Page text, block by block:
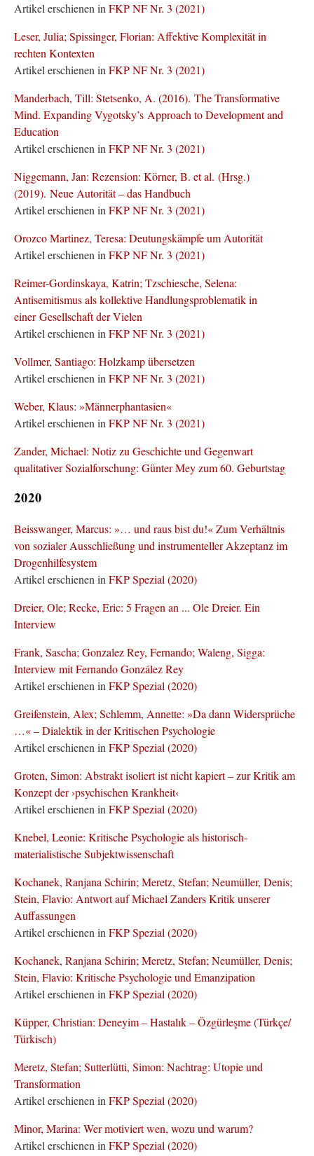
Artikel erschienen in FKP NF Nr. 3 (2021)
Leser, Julia; Spissinger, Florian: Affektive Komplexität in
rechten Kontexten
Artikel erschienen in FKP NF Nr. 3 (2021)
Manderbach, Till: Stetsenko, A. (2016). The Transformative
Mind. Expanding Vygotsky’s Approach to Development and
Education
Artikel erschienen in FKP NF Nr. 3 (2021)
Niggemann, Jan: Rezension: Körner, B. et al. (Hrsg.)
(2019). Neue Autorität – das Handbuch
Artikel erschienen in FKP NF Nr. 3 (2021)
Orozco Martinez, Teresa: Deutungskämpfe um Autorität
Artikel erschienen in FKP NF Nr. 3 (2021)
Reimer-Gordinskaya, Katrin; Tzschiesche, Selena:
Antisemitismus als kollektive Handlungsproblematik in
einer Gesellschaft der Vielen
Artikel erschienen in FKP NF Nr. 3 (2021)
Vollmer, Santiago: Holzkamp übersetzen
Artikel erschienen in FKP NF Nr. 3 (2021)
Weber, Klaus: »Männerphantasien«
Artikel erschienen in FKP NF Nr. 3 (2021)
Zander, Michael: Notiz zu Geschichte und Gegenwart
qualitativer Sozialforschung: Günter Mey zum 60. Geburtstag
2020
Beisswanger, Marcus: »… und raus bist du!« Zum Verhältnis
von sozialer Ausschließung und instrumenteller Akzeptanz im
Drogenhilfesystem
Artikel erschienen in FKP Spezial (2020)
Dreier, Ole; Recke, Eric: 5 Fragen an ... Ole Dreier. Ein
Interview
Frank, Sascha; Gonzalez Rey, Fernando; Waleng, Sigga:
Interview mit Fernando González Rey
Artikel erschienen in FKP Spezial (2020)
Greifenstein, Alex; Schlemm, Annette: »Da dann Widersprüche
…« – Dialektik in der Kritischen Psychologie
Artikel erschienen in FKP Spezial (2020)
Groten, Simon: Abstrakt isoliert ist nicht kapiert – zur Kritik am
Konzept der ›psychischen Krankheit‹
Artikel erschienen in FKP Spezial (2020)
Knebel, Leonie: Kritische Psychologie als historisch-
materialistische Subjektwissenschaft
Kochanek, Ranjana Schirin; Meretz, Stefan; Neumüller, Denis;
Stein, Flavio: Antwort auf Michael Zanders Kritik unserer
Auffassungen
Artikel erschienen in FKP Spezial (2020)
Kochanek, Ranjana Schirin; Meretz, Stefan; Neumüller, Denis;
Stein, Flavio: Kritische Psychologie und Emanzipation
Artikel erschienen in FKP Spezial (2020)
Küpper, Christian: Deneyim – Hastalık – Özgürleşme (Türkçe/
Türkisch)
Meretz, Stefan; Sutterlütti, Simon: Nachtrag: Utopie und
Transformation
Artikel erschienen in FKP Spezial (2020)
Minor, Marina: Wer motiviert wen, wozu und warum?
Artikel erschienen in FKP Spezial (2020)